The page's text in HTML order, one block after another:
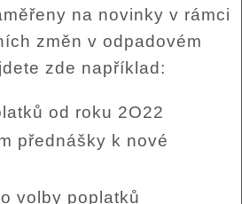
na novinky v rámci
změn v odpadovém
zde například:
od roku 2O22
přednášky k nové
volby poplatků